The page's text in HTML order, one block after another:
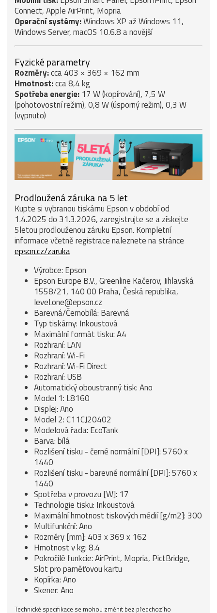
Connect, Apple AirPrint, Mopria
Operační systémy:Windows XP až Windows 11,
Windows Server, macOS 10.6.8 a novější
Fyzické parametry
Rozměry:cca 403 × 369 × 162 mm
Hmotnost:cca 8,4 kg
Spotřeba energie: 17 W (kopírování), 7,5 W
(pohotovostní režim), 0,8 W (úsporný režim), 0,3 W
(vypnuto)
Prodloužená záruka na 5 let
Kupte si vybranou tiskárnu Epson v období od
1.4.2025 do 31.3.2026, zaregistrujte se a získejte
5letou prodlouženou záruku Epson. Kompletní
informace včetně registrace naleznete na stránce
epson.cz/zaruka
Výrobce: Epson
Epson Europe B.V., Greenline Kačerov, Jihlavská
1558/21, 140 00 Praha, Česká republika,
level.one@epson.cz
Barevná/Černobílá: Barevná
Typ tiskárny: Inkoustová
Maximální formát tisku: A4
Rozhraní: LAN
Rozhraní: Wi-Fi
Rozhraní: Wi-Fi Direct
Rozhraní: USB
Automatický oboustranný tisk: Ano
Model 1: L8160
Displej: Ano
Model 2: C11CJ20402
Modelová řada: EcoTank
Barva: bílá
Rozlišení tisku - černé normální [DPI]: 5760 x
1440
Rozlišení tisku - barevné normální [DPI]: 5760 x
1440
Spotřeba v provozu [W]: 17
Technologie tisku: Inkoustová
Maximální hmotnost tiskových médií [g/m2]: 300
Multifunkční: Ano
Rozměry [mm]: 403 x 369 x 162
Hmotnost v kg: 8.4
Pokročilé funkcie: AirPrint, Mopria, PictBridge,
Slot pro paměťovou kartu
Kopírka: Ano
Skener: Ano
Technické specifikace se mohou změnit bez předchozího